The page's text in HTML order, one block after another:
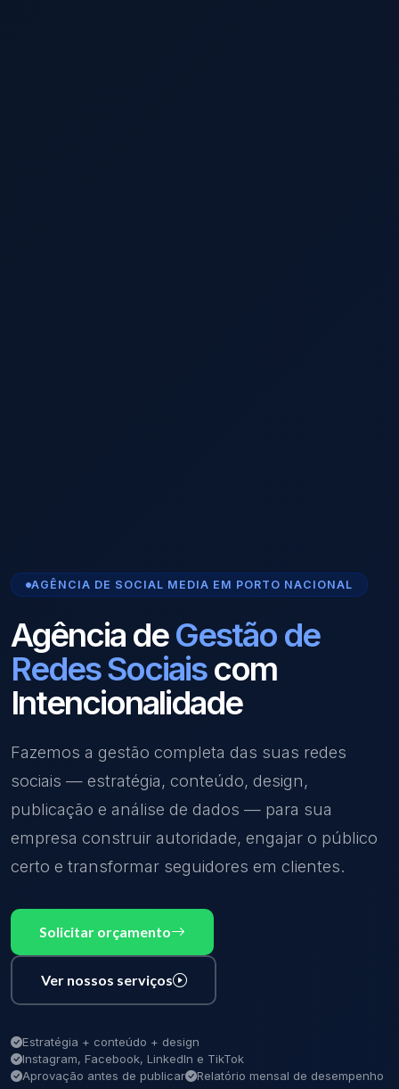
AGÊNCIA DE SOCIAL MEDIA EM PORTO NACIONAL
Agência deGestão de
Redes Sociaiscom
Intencionalidade
Fazemos a gestão completa das suas redes
sociais — estratégia, conteúdo, design,
publicação e análise de dados — para sua
empresa construir autoridade, engajar o público
certo e transformar seguidores em clientes.
Solicitar orçamento
Ver nossos serviços
Estratégia + conteúdo + design
Instagram, Facebook, LinkedIn e TikTok
Aprovação antes de publicar
Relatório mensal de desempenho